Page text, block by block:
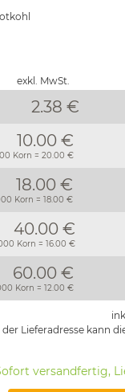
exkl. MwSt.
2.38 €
10.00 €
Korn = 20.00 €
18.00 €
Korn = 18.00 €
40.00 €
Korn = 16.00 €
60.00 €
Korn = 12.00 €
Lieferadresse kann
versandfertig,